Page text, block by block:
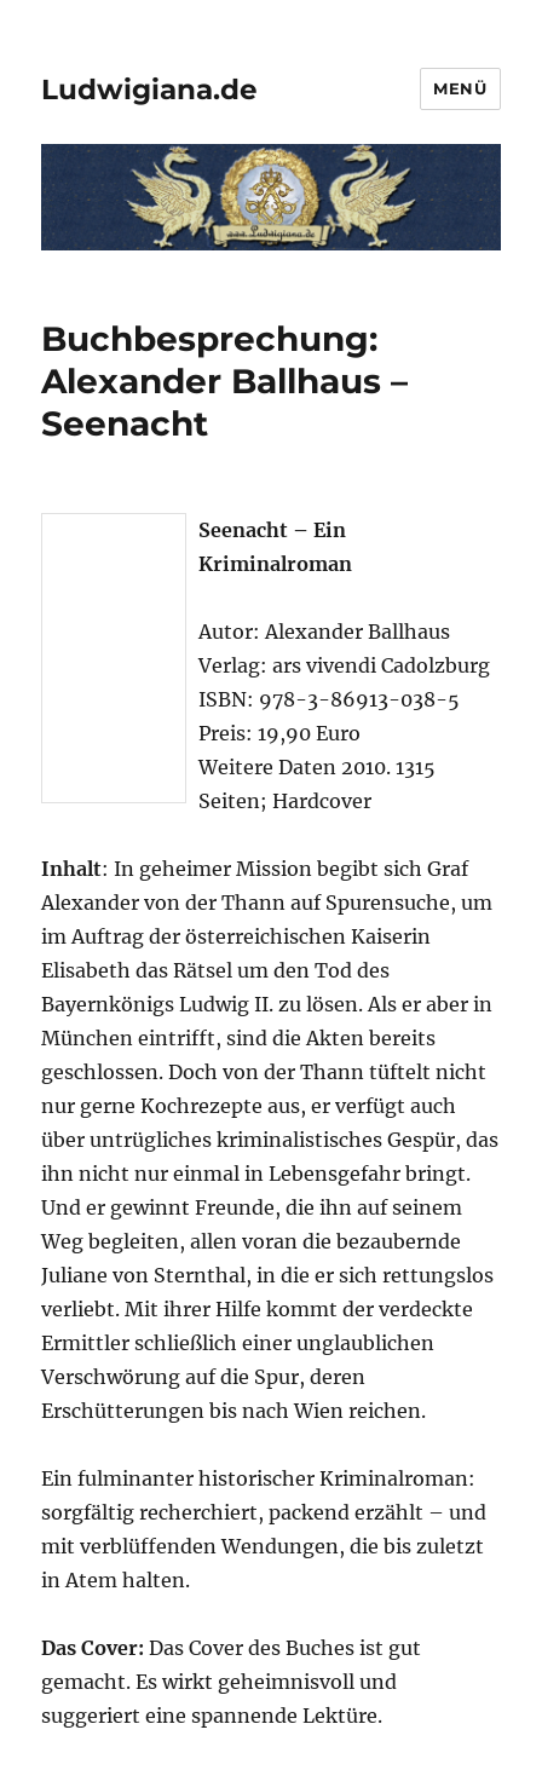
Ludwigiana.de MENÜ
Buchbesprechung:
Alexander Ballhaus –
Seenacht
Seenacht – Ein
Kriminalroman
Autor: Alexander Ballhaus
Verlag: ars vivendi Cadolzburg
ISBN: 978-3-86913-038-5
Preis: 19,90 Euro
Weitere Daten 2010. 1315
Seiten; Hardcover
Inhalt: In geheimer Mission begibt sich Graf
Alexander von der Thann auf Spurensuche, um
im Auftrag der österreichischen Kaiserin
Elisabeth das Rätsel um den Tod des
Bayernkönigs Ludwig II. zu lösen. Als er aber in
München eintrifft, sind die Akten bereits
geschlossen. Doch von der Thann tüftelt nicht
nur gerne Kochrezepte aus, er verfügt auch
über untrügliches kriminalistisches Gespür, das
ihn nicht nur einmal in Lebensgefahr bringt.
Und er gewinnt Freunde, die ihn auf seinem
Weg begleiten, allen voran die bezaubernde
Juliane von Sternthal, in die er sich rettungslos
verliebt. Mit ihrer Hilfe kommt der verdeckte
Ermittler schließlich einer unglaublichen
Verschwörung auf die Spur, deren
Erschütterungen bis nach Wien reichen.
Ein fulminanter historischer Kriminalroman:
sorgfältig recherchiert, packend erzählt – und
mit verblüffenden Wendungen, die bis zuletzt
in Atem halten.
Das Cover:Das Cover des Buches ist gut
gemacht. Es wirkt geheimnisvoll und
suggeriert eine spannende Lektüre.